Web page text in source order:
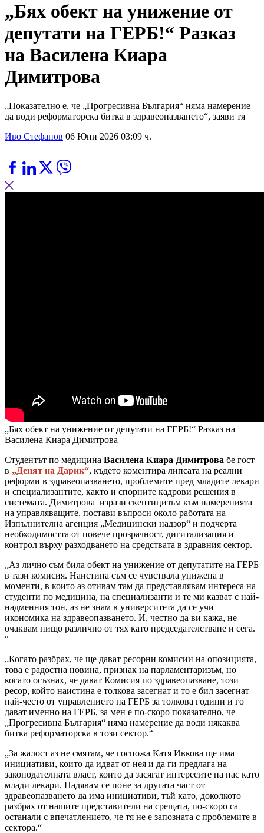
„Бях обект на унижение от
депутати на ГЕРБ!“ Разказ
на Василена Киара
Димитрова
„Показателно е, че „Прогресивна България“ няма намерение
да води реформаторска битка в здравеопазването“, заяви тя
Иво Стефанов 06 Юни 2026 03:09 ч.
„Бях обект на унижение от депутати на ГЕРБ!“ Разказ на
Василена Киара Димитрова
Студентът по медицина Василена Киара Димитрова бе гост
в „Денят на Дарик“, където коментира липсата на реални
реформи в здравеопазването, проблемите пред младите лекари
и специализантите, както и спорните кадрови решения в
системата. Димитрова изрази скептицизъм към намеренията
на управляващите, постави въпроси около работата на
Изпълнителна агенция „Медицински надзор“ и подчерта
необходимостта от повече прозрачност, дигитализация и
контрол върху разходването на средствата в здравния сектор.
„Аз лично съм била обект на унижение от депутатите на ГЕРБ
в тази комисия. Наистина съм се чувствала унижена в
моменти, в които аз отивам там да представлявам интереса на
студенти по медицина, на специализанти и те ми казват с най-
надменния тон, аз не знам в университета да се учи
икономика на здравеопазването. И, честно да ви кажа, не
очаквам нищо различно от тях като председателстване и сега.
“
„Когато разбрах, че ще дават ресорни комисии на опозицията,
това е радостна новина, признак на парламентаризъм, но
когато осъзнах, че дават Комисия по здравеопазване, този
ресор, който наистина е толкова засегнат и то е бил засегнат
най-често от управлението на ГЕРБ за толкова години и го
дават именно на ГЕРБ, за мен е по-скоро показателно, че
„Прогресивна България“ няма намерение да води някаква
битка реформаторска в този сектор.“
„За жалост аз не смятам, че госпожа Катя Ивкова ще има
инициативи, които да идват от нея и да ги предлага на
законодателната власт, които да засягат интересите на нас като
млади лекари. Надявам се поне за другата част от
здравеопазването да има инициативи, тъй като, доколкото
разбрах от нашите представители на срещата, по-скоро са
останали с впечатлението, че тя не е запозната с проблемите в
сектора.“